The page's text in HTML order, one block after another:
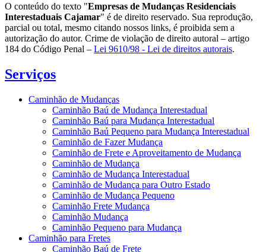
O conteúdo do texto "Empresas de Mudanças Residenciais
Interestaduais Cajamar" é de direito reservado. Sua reprodução,
parcial ou total, mesmo citando nossos links, é proibida sem a
autorização do autor. Crime de violação de direito autoral – artigo
184 do Código Penal – Lei 9610/98 - Lei de direitos autorais.
Serviços
Caminhão de Mudanças
Caminhão Baú de Mudança Interestadual
Caminhão Baú para Mudança Interestadual
Caminhão Baú Pequeno para Mudança Interestadual
Caminhão de Fazer Mudança
Caminhão de Frete e Aproveitamento de Mudança
Caminhão de Mudança
Caminhão de Mudança Interestadual
Caminhão de Mudança para Outro Estado
Caminhão de Mudança Pequeno
Caminhão Frete Mudança
Caminhão Mudança
Caminhão Pequeno para Mudança
Caminhão para Fretes
Caminhão Baú de Frete